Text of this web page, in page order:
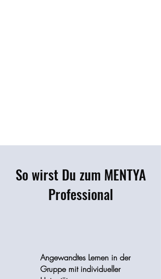
So wirst Du zum MENTYA
Professional
Angewandtes Lernen in der
Gruppe mit individueller